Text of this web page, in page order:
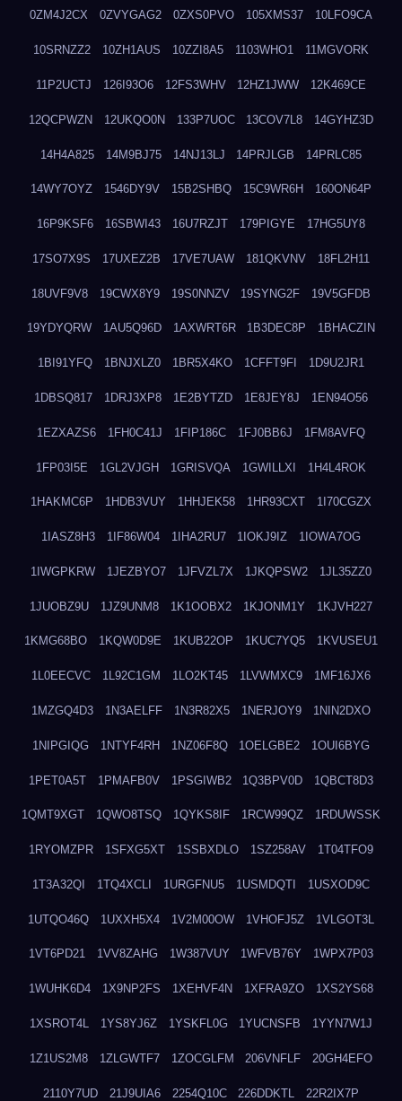
0ZM4J2CX 0ZVYGAG2 0ZXS0PVO 105XMS37 10LFO9CA
10SRNZZ2 10ZH1AUS 10ZZI8A5 1103WHO1 11MGVORK
11P2UCTJ 126I93O6 12FS3WHV 12HZ1JWW 12K469CE
12QCPWZN 12UKQO0N 133P7UOC 13COV7L8 14GYHZ3D
14H4A825 14M9BJ75 14NJ13LJ 14PRJLGB 14PRLC85
14WY7OYZ 1546DY9V 15B2SHBQ 15C9WR6H 160ON64P
16P9KSF6 16SBWI43 16U7RZJT 179PIGYE 17HG5UY8
17SO7X9S 17UXEZ2B 17VE7UAW 181QKVNV 18FL2H11
18UVF9V8 19CWX8Y9 19S0NNZV 19SYNG2F 19V5GFDB
19YDYQRW 1AU5Q96D 1AXWRT6R 1B3DEC8P 1BHACZIN
1BI91YFQ 1BNJXLZ0 1BR5X4KO 1CFFT9FI 1D9U2JR1
1DBSQ817 1DRJ3XP8 1E2BYTZD 1E8JEY8J 1EN94O56
1EZXAZS6 1FH0C41J 1FIP186C 1FJ0BB6J 1FM8AVFQ
1FP03I5E 1GL2VJGH 1GRISVQA 1GWILLXI 1H4L4ROK
1HAKMC6P 1HDB3VUY 1HHJEK58 1HR93CXT 1I70CGZX
1IASZ8H3 1IF86W04 1IHA2RU7 1IOKJ9IZ 1IOWA7OG
1IWGPKRW 1JEZBYO7 1JFVZL7X 1JKQPSW2 1JL35ZZ0
1JUOBZ9U 1JZ9UNM8 1K1OOBX2 1KJONM1Y 1KJVH227
1KMG68BO 1KQW0D9E 1KUB22OP 1KUC7YQ5 1KVUSEU1
1L0EECVC 1L92C1GM 1LO2KT45 1LVWMXC9 1MF16JX6
1MZGQ4D3 1N3AELFF 1N3R82X5 1NERJOY9 1NIN2DXO
1NIPGIQG 1NTYF4RH 1NZ06F8Q 1OELGBE2 1OUI6BYG
1PET0A5T 1PMAFB0V 1PSGIWB2 1Q3BPV0D 1QBCT8D3
1QMT9XGT 1QWO8TSQ 1QYKS8IF 1RCW99QZ 1RDUWSSK
1RYOMZPR 1SFXG5XT 1SSBXDLO 1SZ258AV 1T04TFO9
1T3A32QI 1TQ4XCLI 1URGFNU5 1USMDQTI 1USXOD9C
1UTQO46Q 1UXXH5X4 1V2M00OW 1VHOFJ5Z 1VLGOT3L
1VT6PD21 1VV8ZAHG 1W387VUY 1WFVB76Y 1WPX7P03
1WUHK6D4 1X9NP2FS 1XEHVF4N 1XFRA9ZO 1XS2YS68
1XSROT4L 1YS8YJ6Z 1YSKFL0G 1YUCNSFB 1YYN7W1J
1Z1US2M8 1ZLGWTF7 1ZOCGLFM 206VNFLF 20GH4EFO
2110Y7UD 21J9UIA6 2254Q10C 226DDKTL 22R2IX7P